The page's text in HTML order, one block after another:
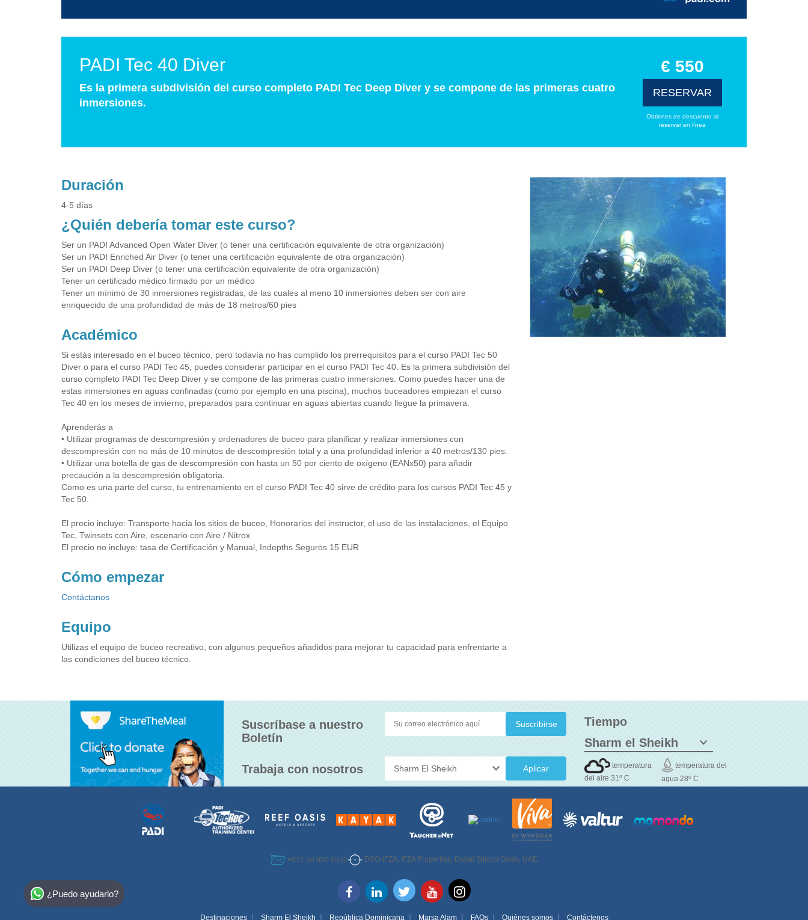
PADI Tec 40 Diver
Es la primera subdivisión del curso completo PADI Tec Deep Diver y se compone de las primeras cuatro
inmersiones.
€ 550
RESERVAR
Obtienes de descuento al
reservar en línea
Duración
4-5 días
¿Quién debería tomar este curso?
Ser un PADI Advanced Open Water Diver (o tener una certificación equivalente de otra organización)
Ser un PADI Enriched Air Diver (o tener una certificación equivalente de otra organización)
Ser un PADI Deep Diver (o tener una certificación equivalente de otra organización)
Tener un certificado médico firmado por un médico
Tener un mínimo de 30 inmersiones registradas, de las cuales al meno 10 inmersiones deben ser con aire
enriquecido de una profundidad de más de 18 metros/60 pies
Académico
Si estás interesado en el buceo técnico, pero todavía no has cumplido los prerrequisitos para el curso PADI Tec 50
Diver o para el curso PADI Tec 45, puedes considerar participar en el curso PADI Tec 40. Es la primera subdivisión del
curso completo PADI Tec Deep Diver y se compone de las primeras cuatro inmersiones. Como puedes hacer una de
estas inmersiones en aguas confinadas (como por ejemplo en una piscina), muchos buceadores empiezan el curso
Tec 40 en los meses de invierno, preparados para continuar en aguas abiertas cuando llegue la primavera.
Aprenderás a
• Utilizar programas de descompresión y ordenadores de buceo para planificar y realizar inmersiones con
descompresión con no más de 10 minutos de descompresión total y a una profundidad inferior a 40 metros/130 pies.
• Utilizar una botella de gas de descompresión con hasta un 50 por ciento de oxígeno (EANx50) para añadir
precaución a la descompresión obligatoria.
Como es una parte del curso, tu entrenamiento en el curso PADI Tec 40 sirve de crédito para los cursos PADI Tec 45 y
Tec 50.
El precio incluye: Transporte hacia los sitios de buceo, Honorarios del instructor, el uso de las instalaciones, el Equipo
Tec, Twinsets con Aire, escenario con Aire / Nitrox
El precio no incluye: tasa de Certificación y Manual, Indepths Seguros 15 EUR
Cómo empezar
Contáctanos
Equipo
Utilizas el equipo de buceo recreativo, con algunos pequeños añadidos para mejorar tu capacidad para enfrentarte a
las condiciones del buceo técnico.
Suscríbase a nuestro
Boletín
Trabaja con nosotros Aplicar
Tiempo
temperatura
del aire 31o C
temperatura del
agua 28oC
+971 50 950 6952 DSO-IFZA, IFZA Properties, Dubai Silicon Oasis, UAE
Destinaciones Sharm El Sheikh República Dominicana Marsa Alam FAQs Quiénes somos Contáctenos
¿Puedo ayudarlo?
Select Destination
Egypt